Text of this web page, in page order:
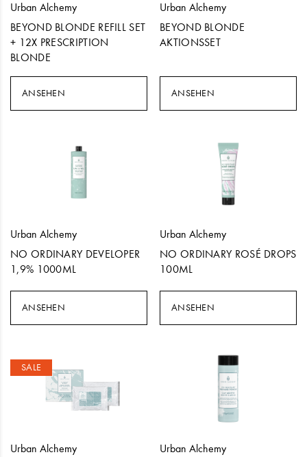
Urban Alchemy
BEYOND BLONDE REFILL SET
+ 12X PRESCRIPTION
BLONDE
ANSEHEN
Urban Alchemy
BEYOND BLONDE
AKTIONSSET
ANSEHEN
Urban Alchemy
NO ORDINARY DEVELOPER
1,9% 1000ML
ANSEHEN
Urban Alchemy
NO ORDINARY ROSÉ DROPS
100ML
ANSEHEN
SALE
Urban Alchemy
Urban Alchemy